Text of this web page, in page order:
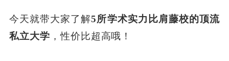
今天就带大家了解5所学术实力比肩藤校的顶流
私立大学 ，性价比超高哦！